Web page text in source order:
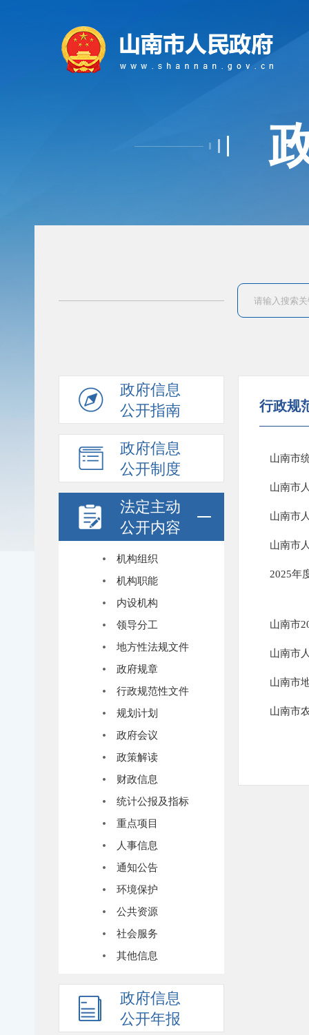
政府信息
公开指南
政府信息
公开制度
法定主动
公开内容
机构组织
机构职能
内设机构
领导分工
地方性法规文件
政府规章
行政规范性文件
规划计划
政府会议
政策解读
财政信息
统计公报及指标
重点项目
人事信息
通知公告
环境保护
公共资源
社会服务
其他信息
政府信息
公开年报
行政规
山南市
山南市
山南市
2025年
山南市
山南市
山南市
山南市